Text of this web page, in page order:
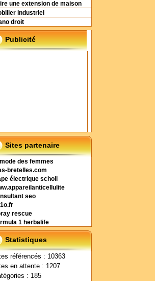
une extension de maison
industriel
droit
Publicité
Sites partenaire
mode des femmes
bretelles.com
électrique scholl
seo
rescue
1 herbalife
Statistiques
référencés : 10363
en attente : 1207
: 185